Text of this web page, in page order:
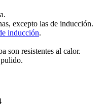
excepto las de inducción.
inducción.
son resistentes al calor.